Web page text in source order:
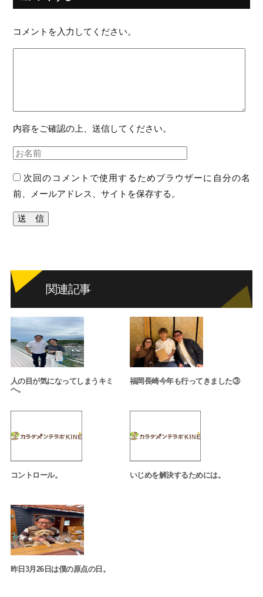
コメントを入力してください。
内容をご確認の上、送信してください。
次回のコメントで使用するためブラウザーに自分の名
前、メールアドレス、サイトを保存する。
関連記事
人の目が気になってしまうキミ
へ。
福岡長崎今年も行ってきました③
コントロール。 いじめを解決するためには。
昨日3月26日は僕の原点の日。